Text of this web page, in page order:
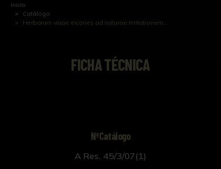
Inicio
Catálogo
Herbarum viuae eicones ad naturae imitationem...
FICHA TÉCNICA
NºCatálogo
A Res. 45/3/07(1)